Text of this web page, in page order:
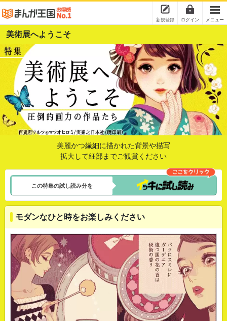
新規登録 ログイン メニュー
美術展へようこそ
美麗かつ繊細に描かれた背景や描写
拡大して細部までご観賞ください
この特集の試し読み分を
モダンなひと時をお楽しみください